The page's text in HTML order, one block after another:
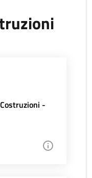
-